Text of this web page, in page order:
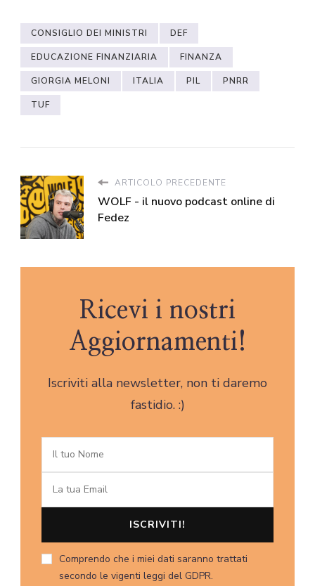
CONSIGLIO DEI MINISTRI DEF
EDUCAZIONE FINANZIARIA FINANZA
GIORGIA MELONI ITALIA PIL PNRR
TUF
ARTICOLO PRECEDENTE
WOLF - il nuovo podcast online di
Fedez
Ricevi i nostri
Aggiornamenti!
Iscriviti alla newsletter, non ti daremo
fastidio. :)
Comprendo che i miei dati saranno trattati
secondo le vigenti leggi del GDPR.